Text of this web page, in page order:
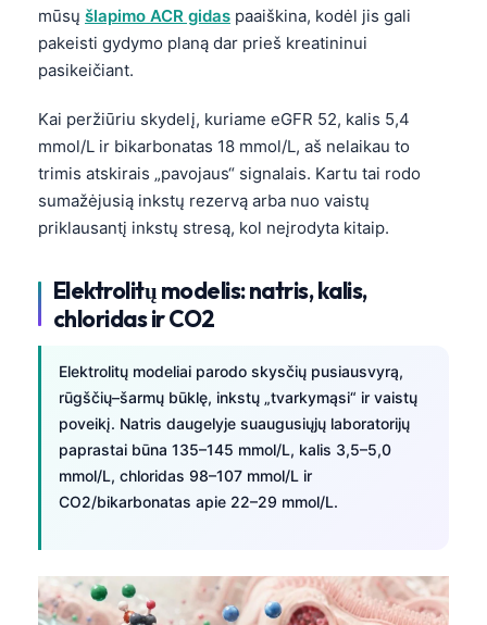
mūsų šlapimo ACR gidas paaiškina, kodėl jis gali
pakeisti gydymo planą dar prieš kreatininui
pasikeičiant.
Kai peržiūriu skydelį, kuriame eGFR 52, kalis 5,4
mmol/L ir bikarbonatas 18 mmol/L, aš nelaikau to
trimis atskirais „pavojaus“ signalais. Kartu tai rodo
sumažėjusią inkstų rezervą arba nuo vaistų
priklausantį inkstų stresą, kol neįrodyta kitaip.
Elektrolitų modelis: natris, kalis,
chloridas ir CO2
Elektrolitų modeliai parodo skysčių pusiausvyrą,
rūgščių–šarmų būklę, inkstų „tvarkymąsi“ ir vaistų
poveikį. Natris daugelyje suaugusiųjų laboratorijų
paprastai būna 135–145 mmol/L, kalis 3,5–5,0
mmol/L, chloridas 98–107 mmol/L ir
CO2/bikarbonatas apie 22–29 mmol/L.
ಕನ್ನಡ
മലയാളം
Tiếng Việt
Tagalog
ไทย
ဗမာစာ
ភាសាខ្មែរ
Kiswahili
አማርኛ
O‘zbekcha
Català
Қазақ тілі
Suomi
Hrvatski
Slovenčina